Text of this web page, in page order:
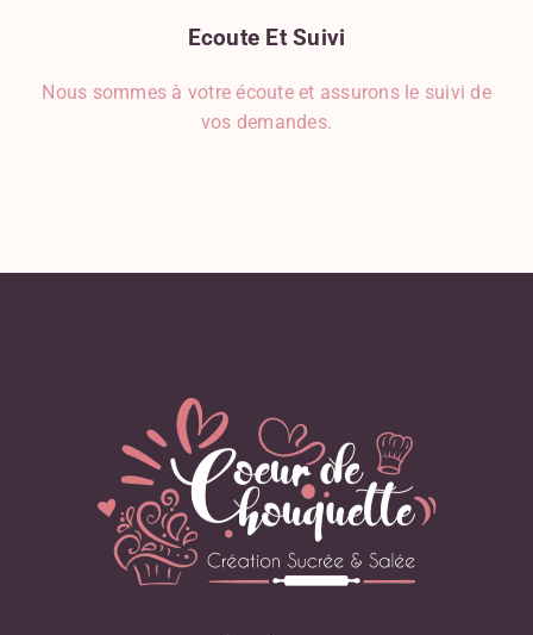
Ecoute Et Suivi
Nous sommes à votre écoute et assurons le suivi de
vos demandes.